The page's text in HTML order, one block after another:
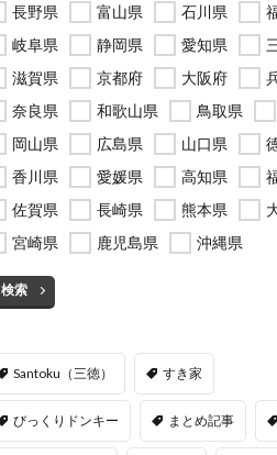
長野県
富山県 石川県
岐阜県
静岡県 愛知県
滋賀県
京都府 大阪府
奈良県
和歌山県 鳥取県
岡山県
広島県 山口県
香川県
愛媛県 高知県
佐賀県
長崎県 熊本県
宮崎県
鹿児島県 沖縄県
検索
Santoku（三徳） すき家
びっくりドンキー まとめ記事